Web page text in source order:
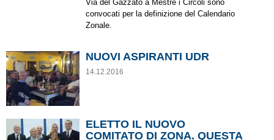
Via del Gazzato a Mestre i Circoli sono
convocati per la definizione del Calendario
Zonale.
NUOVI ASPIRANTI UDR
14.12.2016
ELETTO IL NUOVO
COMITATO DI ZONA. QUESTA